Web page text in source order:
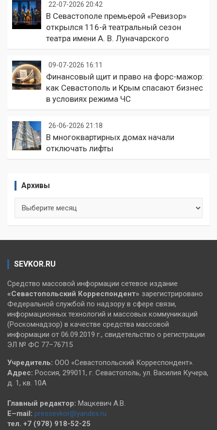
22-07-2026 20:42
В Севастополе премьерой «Ревизор»
открылся 116-й театральный сезон
театра имени А. В. Луначарского
09-07-2026 16:11
Финансовый щит и право на форс-мажор:
как Севастополь и Крым спасают бизнес
в условиях режима ЧС
26-06-2026 21:18
В многоквартирных домах начали
отключать лифты
Архивы
SEVKOR.RU
Средство массовой информации сетевое издание
«Севастопольский Корреспондент» зарегистрировано
Федеральной службой по надзору в сфере связи,
информационных технологий и массовых коммуникаций
(Роскомнадзор) в качестве средства массовой
информации от 06.09.2019 г., свидетельство о регистрации
ЭЛ № ФС 77–76715
Учредитель: ООО «Севастопольский Корреспондент».
Адрес: Россия, 299011, г. Севастополь, ул. Василия Кучера,
д. 1, кв. 10А
Главный редактор: Мацкевич А.В.
E–mail: pressevkor@yandex.ru
тел. +7 (978) 918-52-25